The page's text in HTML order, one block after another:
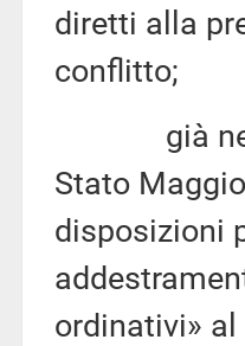
diretti alla
conflitto;
già nel
Stato
disposizioni
ordinativi» al